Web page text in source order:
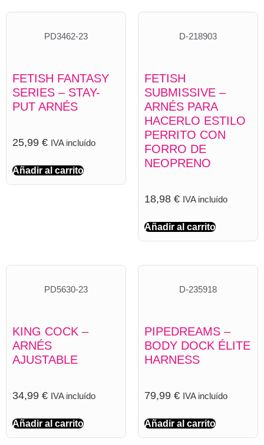
PD3462-23
FETISH FANTASY
SERIES – STAY-
PUT ARNÉS
25,99 € IVA incluído
Añadir al carrito
D-218903
FETISH
SUBMISSIVE –
ARNÉS PARA
HACERLO ESTILO
PERRITO CON
FORRO DE
NEOPRENO
18,98 € IVA incluído
Añadir al carrito
PD5630-23
KING COCK –
ARNÉS
AJUSTABLE
34,99 € IVA incluído
Añadir al carrito
D-235918
PIPEDREAMS –
BODY DOCK ÉLITE
HARNESS
79,99 € IVA incluído
Añadir al carrito